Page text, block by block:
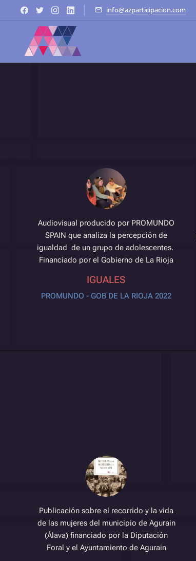
info@azparticipacion.com
Audiovisual producido por PROMUNDO
SPAIN que analiza la percepción de
igualdad de un grupo de adolescentes.
Financiado por el Gobierno de La Rioja
IGUALES
PROMUNDO - GOB DE LA RIOJA 2022
Publicación sobre el recorrido y la vida
de las mujeres del municipio de Agurain
(Álava) financiado por la Diputación
Foral y el Ayuntamiento de Agurain